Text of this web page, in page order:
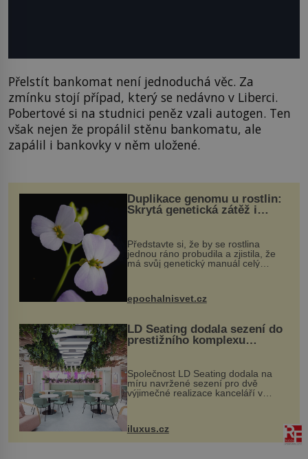
Přelstít bankomat není jednoduchá věc. Za
zmínku stojí případ, který se nedávno v Liberci.
Pobertové si na studnici peněz vzali autogen. Ten
však nejen že propálil stěnu bankomatu, ale
zapálil i bankovky v něm uložené.
Duplikace genomu u rostlin:
Skrytá genetická zátěž i
Představte si, že by se rostlina
jednou ráno probudila a zjistila, že
má svůj genetický manuál celý
vstupenka...
epochalnisvet.cz
LD Seating dodala sezení do
prestižního komplexu
MediaCityUK v Salfordu
Společnost LD Seating dodala na
míru navržené sezení pro dvě
výjimečné realizace kanceláří v
areálu MediaCityUK v anglickém
budov Media...
iluxus.cz